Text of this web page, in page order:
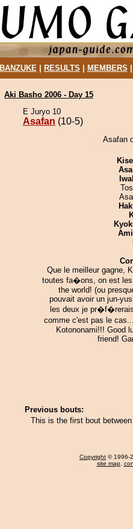
BANZUKE| RESULTS MEMBERS
Aki Basho 2006 - Day 15
E Juryo 10
Asafan (10-5)
Asafan
Que le meilleur gagne,
toutes fa�ons, on est
the world! (ou
pouvait avoir un jun-
les deux je
comme c'est pas le
Kotononami!!! Good
friend!
Previous bouts:
This is the first bout
Copyright © 1996-
site map,